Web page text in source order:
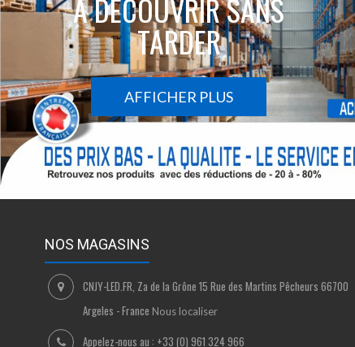
À DÉCOUVRIR SANS
TARDER
AFFICHER PLUS
NOS MAGASINS
CNJY-LED.FR, Za de la Grône 15 Rue des Martins Pêcheurs 66700
Argeles - France Nous localiser
Appelez-nous au : +33 (0) 961 324 966